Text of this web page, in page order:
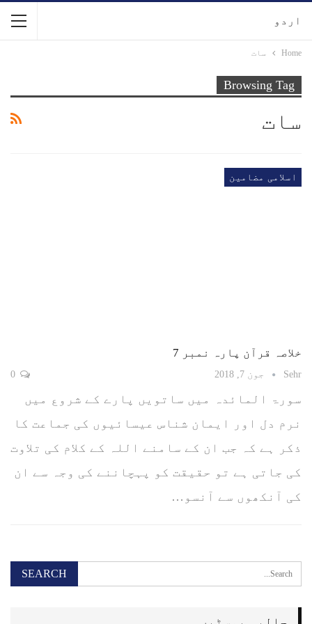
اردو
Home سات
Browsing Tag
سات
اسلامی مضامین
خلاصہ قرآن پارہ نمبر 7
Sehr جون 7, 2018
سورۃ المائدہ میں ساتویں پارے کے شروع میں
نرم دل اور ایمان شناس عیسائیوں کی جماعت کا
ذکر ہے کہ جب ان کے سامنے اللہ کے کلام کی تلاوت
کی جاتی ہے تو حقیقت کو پہچاننے کی وجہ سے ان
کی آنکھوں سے آنسو…